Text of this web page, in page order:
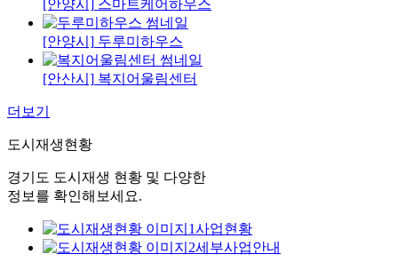
[안양시] 스마트케어하우스
[안양시] 두루미하우스
[안산시] 복지어울림센터
더보기
도시재생현황
경기도 도시재생 현황 및 다양한
정보를 확인해보세요.
사업현황
세부사업안내